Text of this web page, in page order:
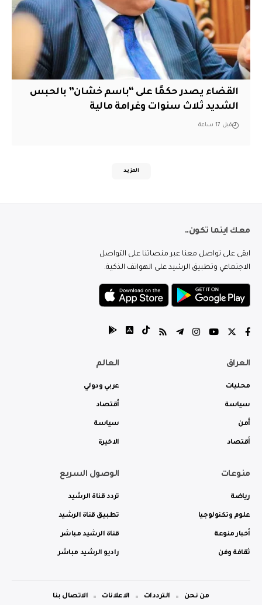
القضاء يصدر حكمًا على “باسم خشان” بالحبس
الشديد ثلاث سنوات وغرامة مالية
قبل 17 ساعة
المزيد
معك اينما تكون..
ابقى على تواصل معنا عبر منصاتنا على التواصل
الاجتماعي وتطبيق الرشيد على الهواتف الذكية.
العراق
محليات
سياسة
أمن
أقتصاد
العالم
عربي ودولي
أقتصاد
سياسة
الاخيرة
منوعات
رياضة
علوم وتكنولوجيا
أخبار منوعة
ثقافة وفن
الوصول السريع
تردد قناة الرشيد
تطبيق قناة الرشيد
قناة الرشيد مباشر
راديو الرشيد مباشر
من نحن الترددات الاعلانات الاتصال بنا